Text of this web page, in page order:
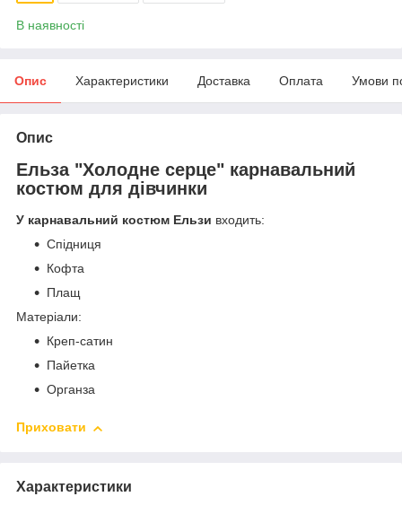
В наявності
Опис Характеристики Доставка Оплата Умови
Опис
Ельза "Холодне серце" карнавальний
костюм для дівчинки
У карнавальний костюм Ельзи входить:
Спідниця
Кофта
Плащ
Матеріали:
Креп-сатин
Пайетка
Органза
Приховати
Характеристики